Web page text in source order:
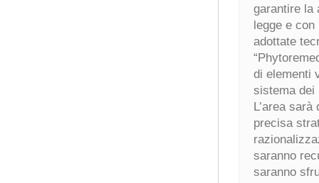
garantire la
legge e
adottate
di elementi
sistema dei
L’area
precisa
saranno
saranno